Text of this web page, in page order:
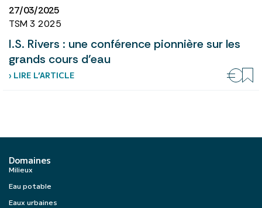
27/03/2025
TSM 3 2025
I.S. Rivers : une conférence pionnière sur les
grands cours d’eau
› LIRE L’ARTICLE
Domaines
Milieux
Eau potable
Eaux urbaines